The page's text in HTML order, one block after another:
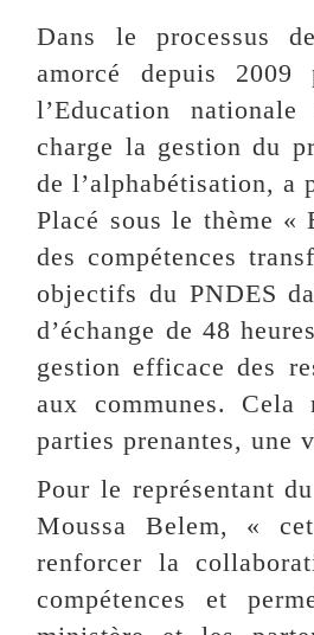
Dans le processus
amorcé depuis
l’Education
charge la gestion du
de l’alphabétisation, a
Placé sous le thème «
des compétences
objectifs du PNDES
d’échange de 48
gestion efficace des
aux communes.
parties prenantes, une
Pour le représentant
Moussa Belem, «
renforcer la
compétences et